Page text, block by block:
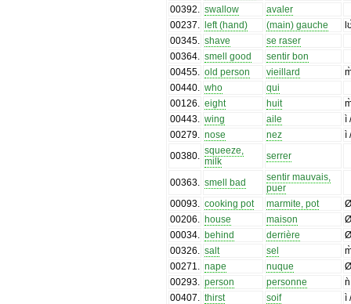
00392. swallow
avaler
00237. left (hand) (main) gauche
00345. shave
se raser
00364. smell good
sentir bon
00455. old person vieillard
00440. who
qui
00126. eight huit
00443. wing aile
ì
00279. nose nez
ì
00380. squeeze,
milk
serrer
00363. smell bad
sentir mauvais,
puer
00093. cooking pot marmite, pot
00206. house maison
00034. behind derrière
00326. salt sel
00271. nape nuque
00293. person personne
00407. thirst soif
ì